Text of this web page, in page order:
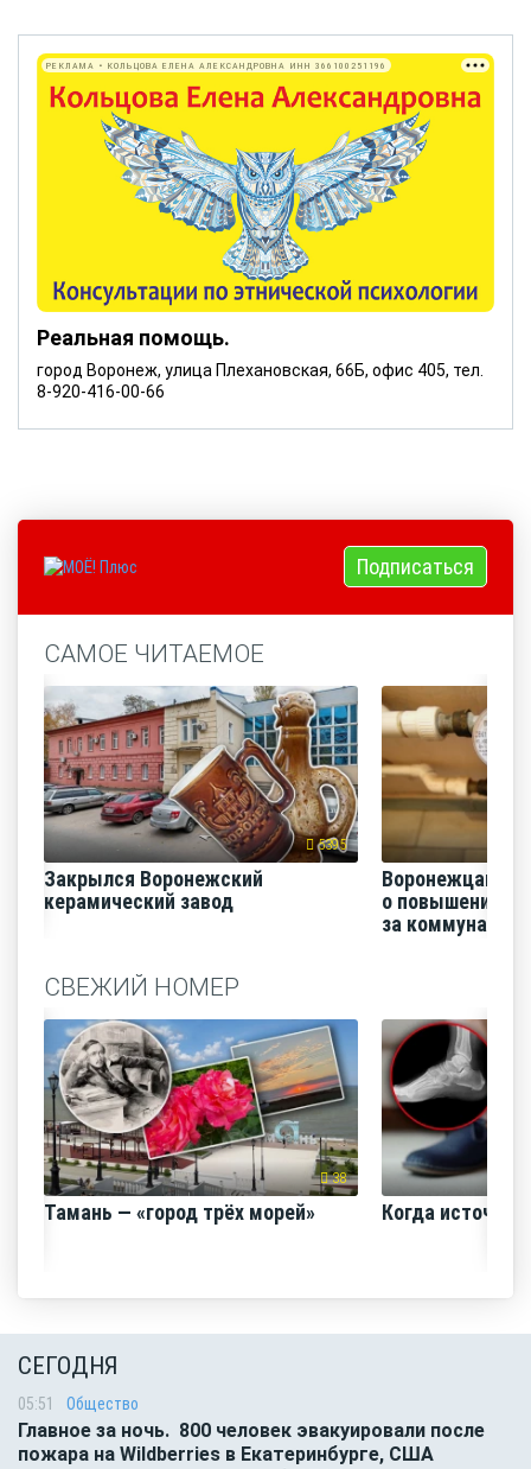
Реальная помощь.
город Воронеж, улица Плехановская, 66Б, офис 405, тел.
8-920-416-00-66
РЕКЛАМА • КОЛЬЦОВА ЕЛЕНА АЛЕКСАНДРОВНА ИНН 366100251196
Подписаться
САМОЕ ЧИТАЕМОЕ
5395
Закрылся Воронежский
керамический завод
Воронежцам
о повышении
за
СВЕЖИЙ НОМЕР
38
Тамань — «город трёх морей» Когда
СЕГОДНЯ
05:51 Общество
Главное за ночь. 800 человек эвакуировали после
пожара на Wildberries в Екатеринбурге, США